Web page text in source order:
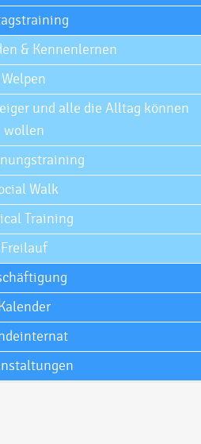
& Kennenlernen
Welpen
und alle die Alltag können
wollen
Walk
Training
Freilauf
Kalender